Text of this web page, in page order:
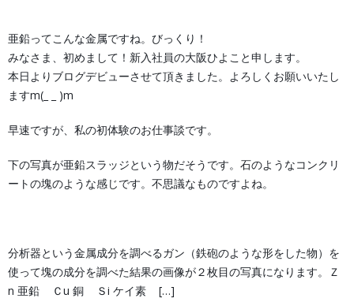
亜鉛ってこんな金属ですね。びっくり！
みなさま、初めまして！新入社員の大阪ひよこと申します。
本日よりブログデビューさせて頂きました。よろしくお願いいたし
ますm(_ _ )m
早速ですが、私の初体験のお仕事談です。
下の写真が亜鉛スラッジという物だそうです。石のようなコンクリ
ートの塊のような感じです。不思議なものですよね。
分析器という金属成分を調べるガン（鉄砲のような形をした物）を
使って塊の成分を調べた結果の画像が２枚目の写真になります。Ｚ
n 亜鉛 Ｃu 銅 Ｓi ケイ素 […]